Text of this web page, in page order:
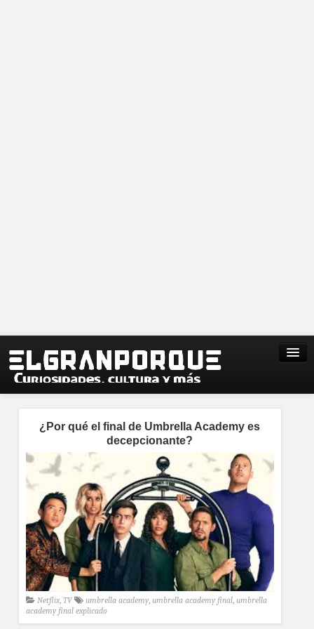
¿Por qué el final de Umbrella Academy es
decepcionante?
Netflix, TV umbrella academy, umbrella academy final, umbrella
academy final explicado